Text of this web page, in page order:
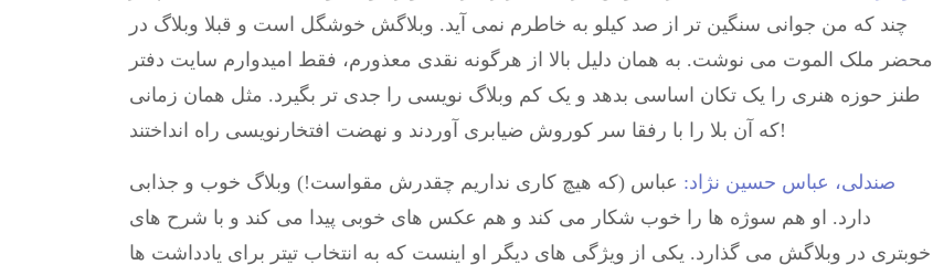
چند که من جوانی سنگین تر از صد کیلو به خاطرم نمی آید. وبلاگش خوشگل است و قبلا وبلاگ در
محضر ملک الموت می نوشت. به همان دلیل بالا از هرگونه نقدی معذورم، فقط امیدوارم سایت دفتر
طنز حوزه هنری را یک تکان اساسی بدهد و یک کم وبلاگ نویسی را جدی تر بگیرد. مثل همان زمانی
که آن بلا را با رفقا سر کوروش ضیابری آوردند و نهضت افتخارنویسی راه انداختند!
صندلی، عباس حسین نژاد: عباس (که هیچ کاری نداریم چقدرش مقواست!) وبلاگ خوب و جذابی
دارد. او هم سوژه ها را خوب شکار می کند و هم عکس های خوبی پیدا می کند و با شرح های
خوبتری در وبلاگش می گذارد. یکی از ویژگی های دیگر او اینست که به انتخاب تیتر برای یادداشت ها